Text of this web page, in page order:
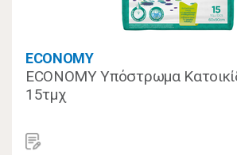
ECONOMY
ECONOMY Υπόστρωμα
15τμχ